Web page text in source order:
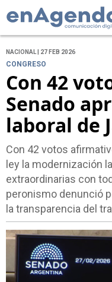
NACIONAL | 27 FEB 2026
CONGRESO
Con 42
Senado
laboral de
Con 42 votos
ley la modernización
extraordinarias con
peronismo denunció
la transparencia del